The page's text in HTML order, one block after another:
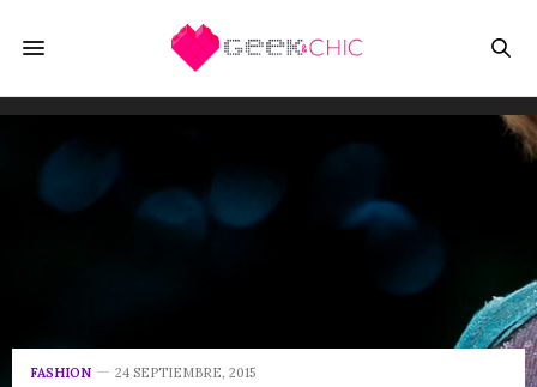
FASHION 24 SEPTIEMBRE, 2015